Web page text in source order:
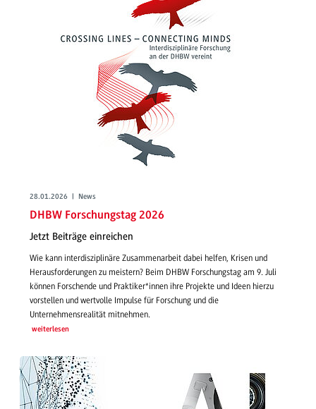
28.01.2026 | News
DHBW Forschungstag 2026
Jetzt Beiträge einreichen
Wie kann interdisziplinäre Zusammenarbeit dabei helfen, Krisen und
Herausforderungen zu meistern? Beim DHBW Forschungstag am 9. Juli
können Forschende und Praktiker*innen ihre Projekte und Ideen hierzu
vorstellen und wertvolle Impulse für Forschung und die
Unternehmensrealität mitnehmen.
weiterlesen